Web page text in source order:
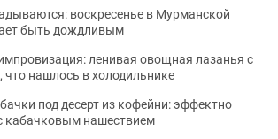
воскресенье в Мурманской
быть дождливым
ленивая овощная лазанья с
что нашлось в холодильнике
под десерт из кофейни: эффектно
кабачковым нашествием